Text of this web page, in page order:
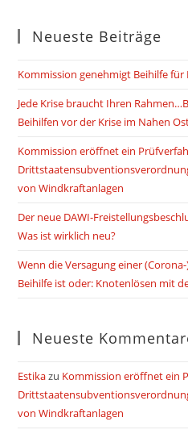
Neueste Beiträge
Kommission genehmigt Beihilfe
Jede Krise braucht Ihren
Beihilfen vor der Krise im Nahen
Kommission eröffnet ein
von Windkraftanlagen
Der neue DAWI-
Was ist wirklich neu?
Wenn die Versagung einer
Beihilfe ist oder: Knotenlösen mit
Neueste
Estikazu Kommission eröffnet ein
von Windkraftanlagen